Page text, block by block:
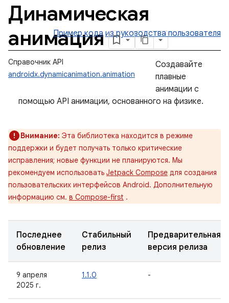
Динамическая
анимация
Пример кода из руководства пользователя
Справочник API
androidx.dynamicanimation.animation
Создавайте
плавные
анимации с
помощью API анимации, основанного на физике.
Внимание: Эта библиотека находится в режиме
поддержки и будет получать только критические
исправления; новые функции не планируются. Мы
рекомендуем использовать Jetpack Compose для создания
пользовательских интерфейсов Android. Дополнительную
информацию см. в Compose-first .
Последнее
обновление
Стабильный
релиз
Предварительная
версия релиза
9 апреля
2025 г.
1.1.0 -